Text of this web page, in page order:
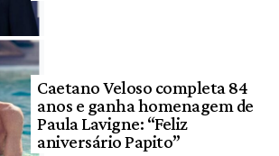
Caetano Veloso completa 84
anos e ganha homenagem de
Paula Lavigne: “Feliz
aniversário Papito”